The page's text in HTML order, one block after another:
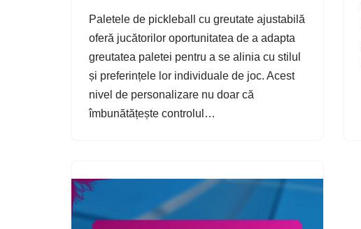
Paletele de pickleball cu greutate ajustabilă
oferă jucătorilor oportunitatea de a adapta
greutatea paletei pentru a se alinia cu stilul
și preferințele lor individuale de joc. Acest
nivel de personalizare nu doar că
îmbunătățește controlul…